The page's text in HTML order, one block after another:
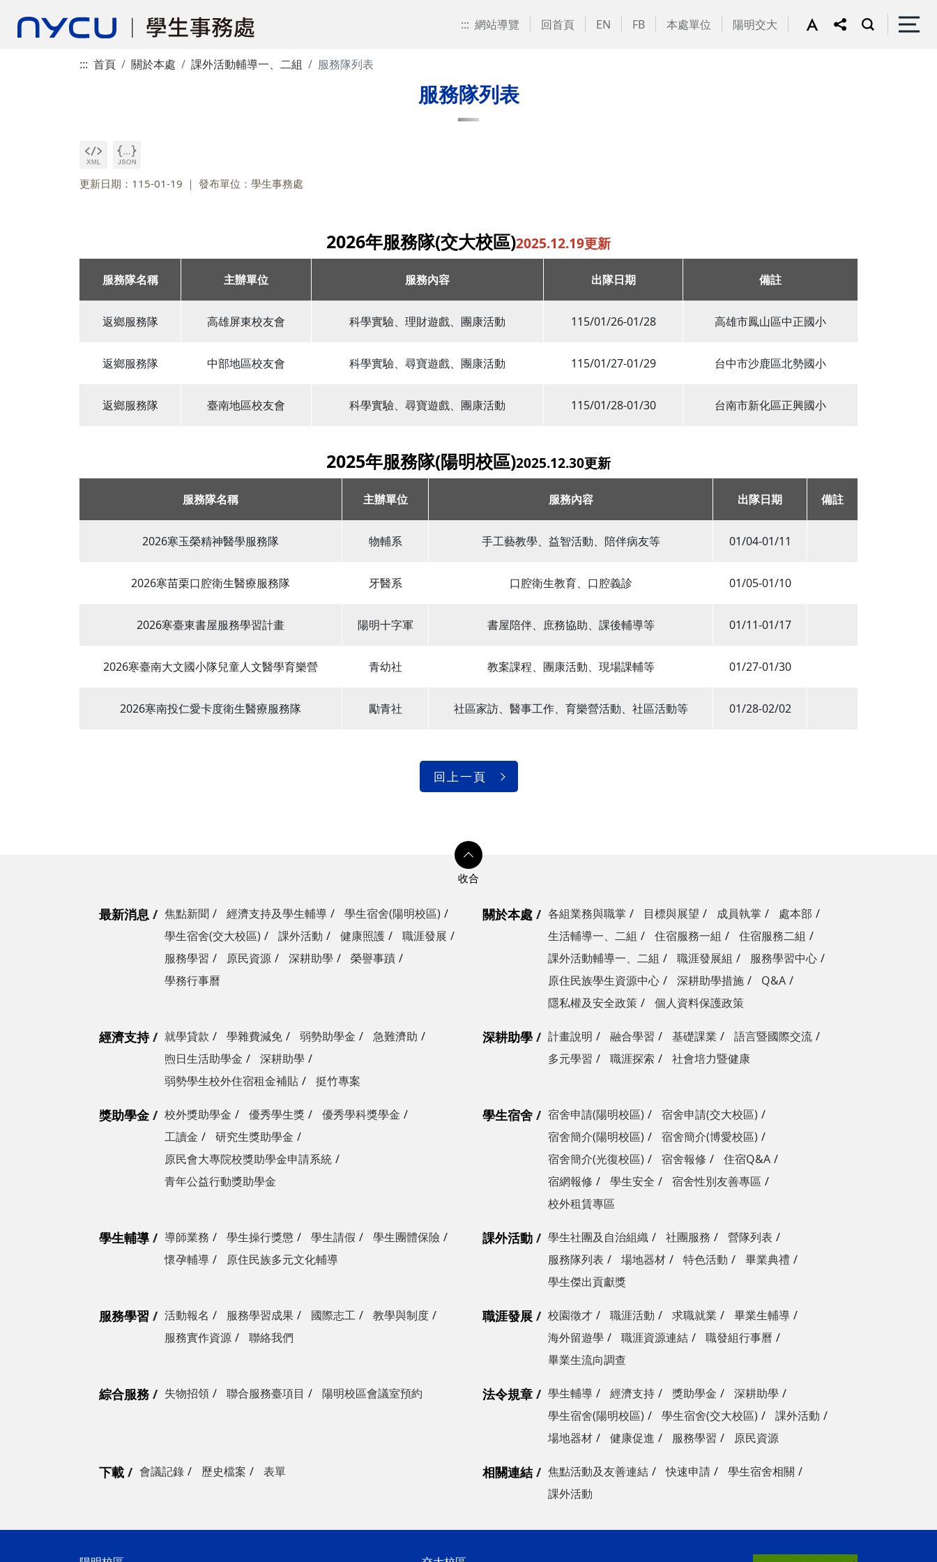
::: 網站導覽 回首頁 EN FB 本處單位 陽明交大
::: 首頁 關於本處 課外活動輔導一、二組 服務隊列表
服務隊列表
更新日期：115-01-19 發布單位：學生事務處
2026年服務隊(交大校區)2025.12.19更新
服務隊名稱 主辦單位 服務內容 出隊日期 備註
返鄉服務隊 高雄屏東校友會 科學實驗、理財遊戲、團康活動 115/01/26-01/28 高雄市鳳山區中正國小
返鄉服務隊 中部地區校友會 科學實驗、尋寶遊戲、團康活動 115/01/27-01/29 台中市沙鹿區北勢國小
返鄉服務隊 臺南地區校友會 科學實驗、尋寶遊戲、團康活動 115/01/28-01/30 台南市新化區正興國小
2025年服務隊(陽明校區)2025.12.30更新
服務隊名稱 主辦單位 服務內容 出隊日期 備註
2026寒玉榮精神醫學服務隊 物輔系 手工藝教學、益智活動、陪伴病友等 01/04-01/11
2026寒苗栗口腔衛生醫療服務隊 牙醫系 口腔衛生教育、口腔義診 01/05-01/10
2026寒臺東書屋服務學習計畫 陽明十字軍 書屋陪伴、庶務協助、課後輔導等 01/11-01/17
2026寒臺南大文國小隊兒童人文醫學育樂營 青幼社 教案課程、團康活動、現場課輔等 01/27-01/30
2026寒南投仁愛卡度衛生醫療服務隊 勵青社 社區家訪、醫事工作、育樂營活動、社區活動等 01/28-02/02
回上一頁
最新消息 焦點新聞 經濟支持及學生輔導
學生宿舍(陽明校區)
學生宿舍(交大校區)
課外活動 健康照護
職涯發展
服務學習
原民資源 深耕助學
榮譽事蹟
學務行事曆
關於本處 各組業務與職掌 目標與展望 成員執掌
處本部
生活輔導一、二組
住宿服務一組
住宿服務二組
課外活動輔導一、二組
職涯發展組
服務學習中心
原住民族學生資源中心
深耕助學措施
Q&A
隱私權及安全政策
個人資料保護政策
經濟支持 就學貸款 學雜費減免 弱勢助學金
急難濟助
煦日生活助學金
深耕助學
弱勢學生校外住宿租金補貼
挺竹專案
深耕助學 計畫說明 融合學習 基礎課業
語言暨國際交流
多元學習
職涯探索 社會培力暨健康
獎助學金 校外獎助學金 優秀學生獎
優秀學科獎學金
工讀金
研究生獎助學金
原民會大專院校獎助學金申請系統
青年公益行動獎助學金
學生宿舍 宿舍申請(陽明校區)
宿舍申請(交大校區)
宿舍簡介(陽明校區)
宿舍簡介(博愛校區)
宿舍簡介(光復校區)
宿舍報修
住宿Q&A
宿網報修
學生安全
宿舍性別友善專區
校外租賃專區
學生輔導 導師業務 學生操行獎懲 學生請假
學生團體保險
懷孕輔導
原住民族多元文化輔導
課外活動 學生社團及自治組織 社團服務
營隊列表
服務隊列表
場地器材 特色活動
畢業典禮
學生傑出貢獻獎
服務學習 活動報名 服務學習成果 國際志工
教學與制度
服務實作資源
聯絡我們
職涯發展 校園徵才 職涯活動 求職就業
畢業生輔導
海外留遊學
職涯資源連結
職發組行事曆
畢業生流向調查
綜合服務 失物招領 聯合服務臺項目 陽明校區會議室預約 法令規章 學生輔導 經濟支持 獎助學金
深耕助學
學生宿舍(陽明校區)
學生宿舍(交大校區)
課外活動
場地器材
健康促進 服務學習 原民資源
下載 會議記錄 歷史檔案 表單 相關連結 焦點活動及友善連結 快速申請
學生宿舍相關
課外活動